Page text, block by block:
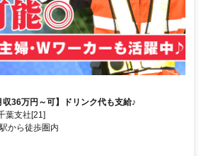
36万円～可】ドリンク代も支給♪
葉支社[21]
から徒歩圏内